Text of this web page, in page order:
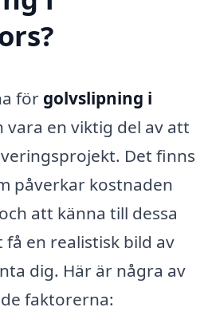
för golvslipning i
vara en viktig del av att
Det finns
påverkar kostnaden
att känna till dessa
en realistisk bild av
dig. Här är några av
faktorerna: